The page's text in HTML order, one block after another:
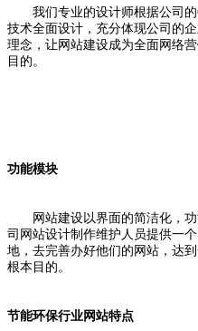
我们专业的设计师根据公司的
技术全面设计，充分体现公司的
理念，让网站建设成为全面网络
目的。
功能模块
网站建设以界面的简洁化，功
司网站设计制作维护人员提供一
地，去完善办好他们的网站，达
根本目的。
节能环保行业网站特点